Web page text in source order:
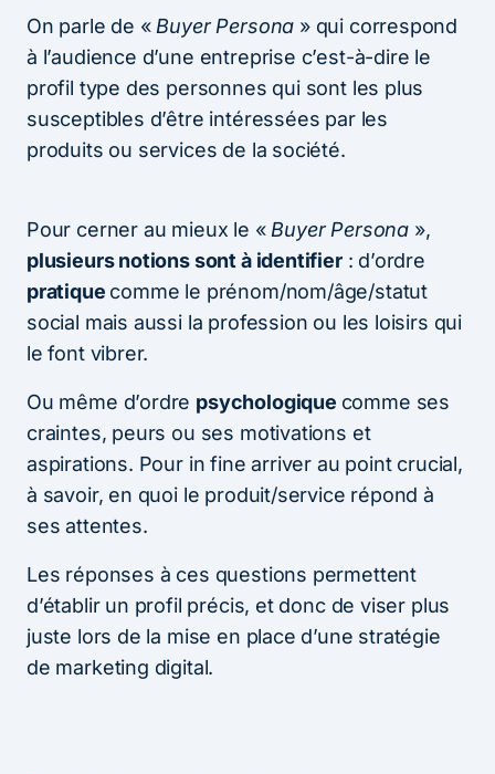
On parle de « Buyer Persona » qui correspond
à l’audience d’une entreprise c’est-à-dire le
profil type des personnes qui sont les plus
susceptibles d’être intéressées par les
produits ou services de la société.
Pour cerner au mieux le « Buyer Persona »,
plusieurs notions sont à identifier: d’ordre
pratique comme le prénom/nom/âge/statut
social mais aussi la profession ou les loisirs qui
le font vibrer.
Ou même d’ordre psychologique comme ses
craintes, peurs ou ses motivations et
aspirations. Pour in fine arriver au point crucial,
à savoir, en quoi le produit/service répond à
ses attentes.
Les réponses à ces questions permettent
d’établir un profil précis, et donc de viser plus
juste lors de la mise en place d’une stratégie
de marketing digital.